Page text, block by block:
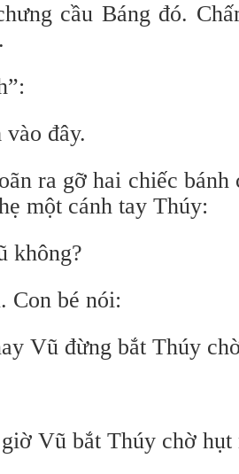
cầu Báng đó.
đây.
ra gỡ hai chiếc bánh
một cánh tay Thúy:
không?
Con bé nói:
Vũ đừng bắt Thúy
Vũ bắt Thúy chờ hụt